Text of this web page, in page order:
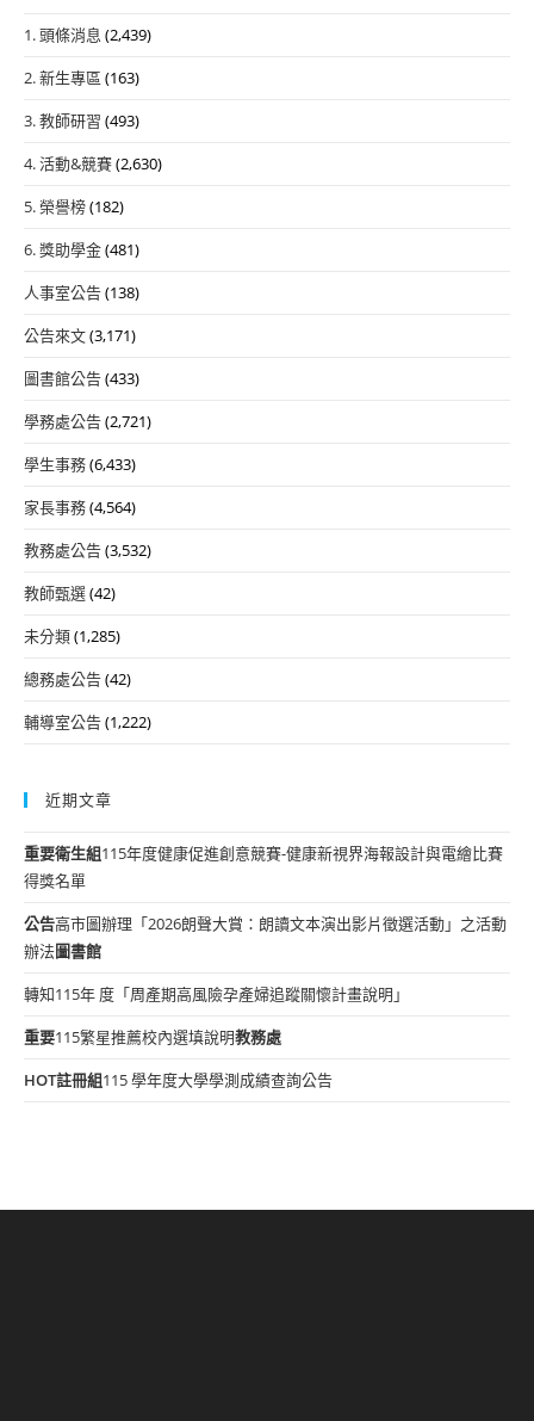
1. 頭條消息 (2,439)
2. 新生專區 (163)
3. 教師研習 (493)
4. 活動&競賽(2,630)
5. 榮譽榜(182)
6. 獎助學金(481)
人事室公告(138)
公告來文(3,171)
圖書館公告(433)
學務處公告(2,721)
學生事務(6,433)
家長事務(4,564)
教務處公告(3,532)
教師甄選(42)
未分類(1,285)
總務處公告(42)
輔導室公告(1,222)
近期文章
重要衛生組115年度健康促進創意競賽-健康新視界海報設計與電繪比賽
得獎名單
公告高市圖辦理「2026朗聲大賞：朗讀文本演出影片徵選活動」之活動
辦法圖書館
轉知115年 度「周產期高風險孕產婦追蹤關懷計畫說明」
重要115繁星推薦校內選填說明教務處
HOT註冊組115 學年度大學學測成績查詢公告